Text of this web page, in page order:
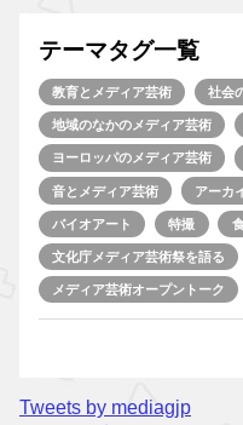
テーマタグ一覧
教育とメディア芸術 社会
地域のなかのメディア芸術
ヨーロッパのメディア芸術
音とメディア芸術 アーカ
バイオアート 特撮
文化庁メディア芸術祭を語る
メディア芸術オープントーク
Tweets by mediagjp